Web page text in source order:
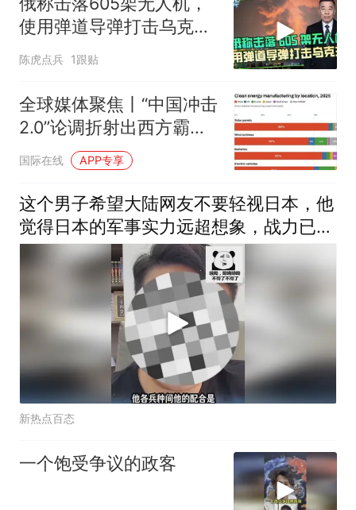
使用弹道导弹打击乌克兰
多地作为报复
陈虎点兵 1跟贴
全球媒体聚焦丨“中国冲击
2.0”论调折射出西方霸权
焦虑
国际在线 APP专享
这个男子希望大陆网友不要轻视日本，他
觉得日本的军事实力远超想象，战力已经
超过英国和法国了！
新热点百态
一个饱受争议的政客